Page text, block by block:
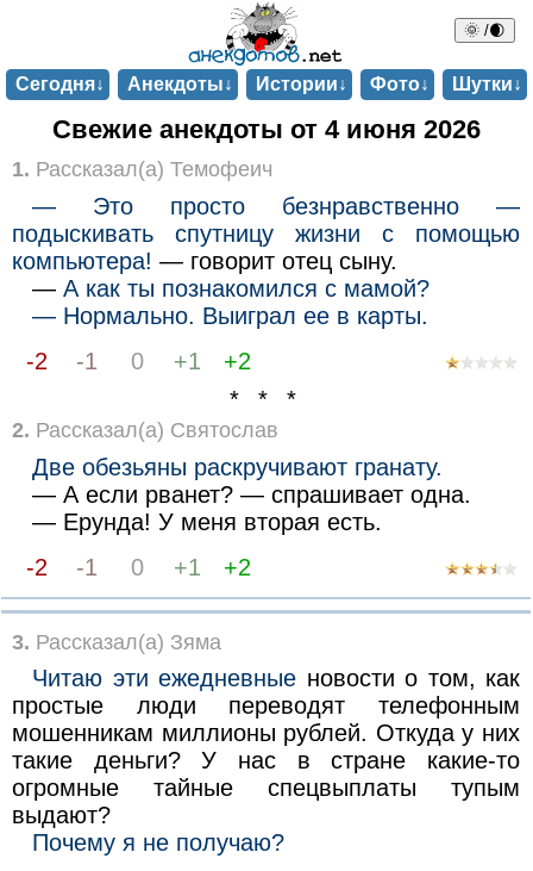
🌞 /🌒
Сегодня↓ Анекдоты↓ Истории↓ Фото↓ Шутки↓
Свежие анекдоты от 4 июня 2026
1. Рассказал(а) Темофеич
— Это просто безнравственно —
подыскивать спутницу жизни с помощью
компьютера! — говорит отец сыну.
—А как ты познакомился с мамой?
— Нормально. Выиграл ее в карты.
-2
-1 0 +1
+2
* * *
2. Рассказал(а) Святослав
Две обезьяны раскручивают гранату.
— А если рванет? — спрашивает одна.
— Ерунда! У меня вторая есть.
-2
-1 0 +1 +2
3. Рассказал(а) Зяма
Читаю эти ежедневные новости о том, как
простые люди переводят телефонным
мошенникам миллионы рублей. Откуда у них
такие деньги? У нас в стране какие-то
огромные тайные спецвыплаты тупым
выдают?
Почему я не получаю?